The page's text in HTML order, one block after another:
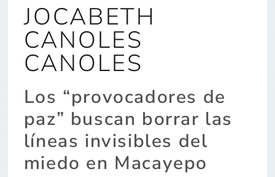
JOCABETH
CANOLES
CANOLES
Los “provocadores de
paz” buscan borrar las
líneas invisibles del
miedo en Macayepo